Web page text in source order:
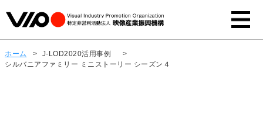
ホーム > J-LOD2020活用事例
>
シルバニアファミリー ミニストーリー シーズン４